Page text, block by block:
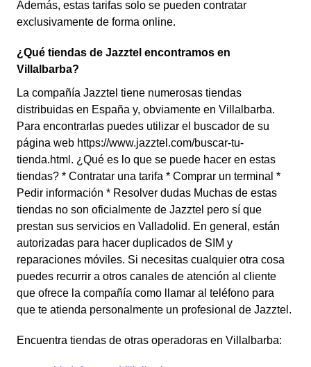
Además, estas tarifas solo se pueden contratar
exclusivamente de forma online.
¿Qué tiendas de Jazztel encontramos en
Villalbarba?
La compañía Jazztel tiene numerosas tiendas
distribuidas en España y, obviamente en Villalbarba.
Para encontrarlas puedes utilizar el buscador de su
página web https://www.jazztel.com/buscar-tu-
tienda.html. ¿Qué es lo que se puede hacer en estas
tiendas? * Contratar una tarifa * Comprar un terminal *
Pedir información * Resolver dudas Muchas de estas
tiendas no son oficialmente de Jazztel pero sí que
prestan sus servicios en Valladolid. En general, están
autorizadas para hacer duplicados de SIM y
reparaciones móviles. Si necesitas cualquier otra cosa
puedes recurrir a otros canales de atención al cliente
que ofrece la compañía como llamar al teléfono para
que te atienda personalmente un profesional de Jazztel.
Encuentra tiendas de otras operadoras en Villalbarba: